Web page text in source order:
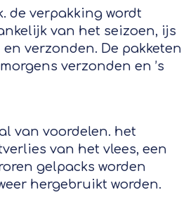
de verpakking wordt
van het seizoen, ijs
verzonden. De pakketen
verzonden en ’s
van voordelen. het
van het vlees, een
gelpacks worden
hergebruikt worden.